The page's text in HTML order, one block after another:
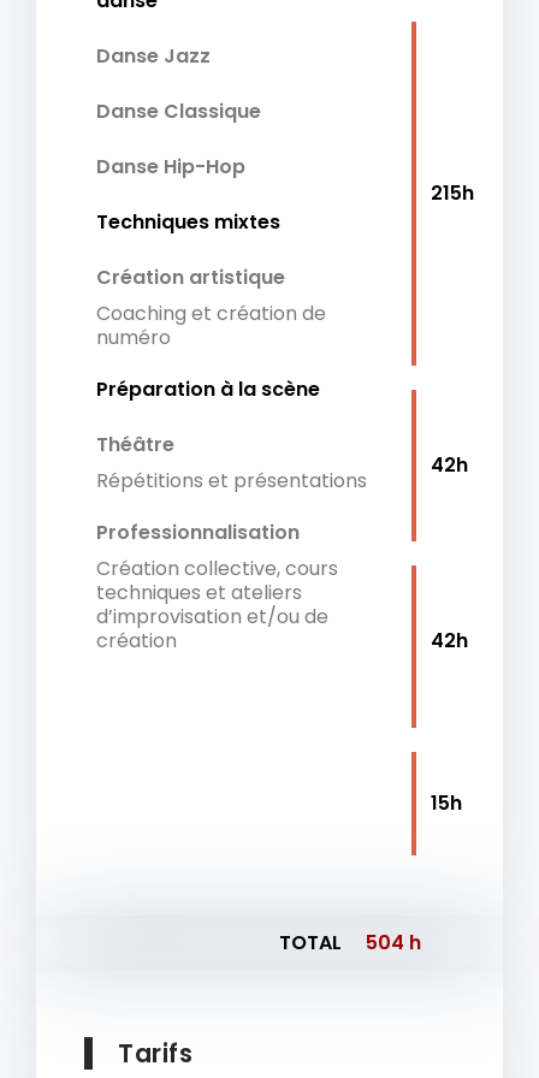
Danse Jazz
Danse Classique
Danse Hip-Hop
Techniques mixtes
Création artistique
Coaching et création de
numéro
Préparation à la scène
Théâtre
Répétitions et présentations
Professionnalisation
Création collective, cours
techniques et ateliers
d’improvisation et/ou de
création
215h
42h
42h
15h
TOTAL 504 h
Tarifs